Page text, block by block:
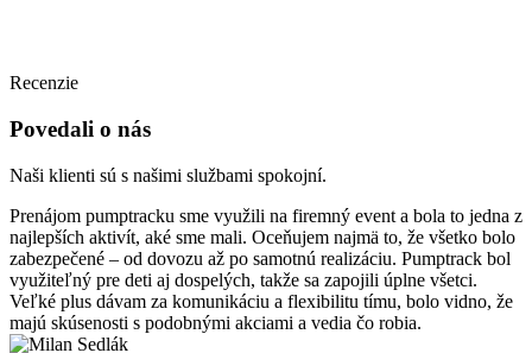
Recenzie
Povedali o nás
Naši klienti sú s našimi službami spokojní.
Prenájom pumptracku sme využili na firemný event a bola to jedna z
najlepších aktivít, aké sme mali. Oceňujem najmä to, že všetko bolo
zabezpečené – od dovozu až po samotnú realizáciu. Pumptrack bol
využiteľný pre deti aj dospelých, takže sa zapojili úplne všetci.
Veľké plus dávam za komunikáciu a flexibilitu tímu, bolo vidno, že
majú skúsenosti s podobnými akciami a vedia čo robia.